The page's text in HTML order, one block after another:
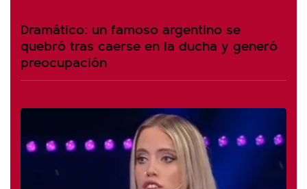
Dramático: un famoso argentino se
quebró tras caerse en la ducha y generó
preocupación